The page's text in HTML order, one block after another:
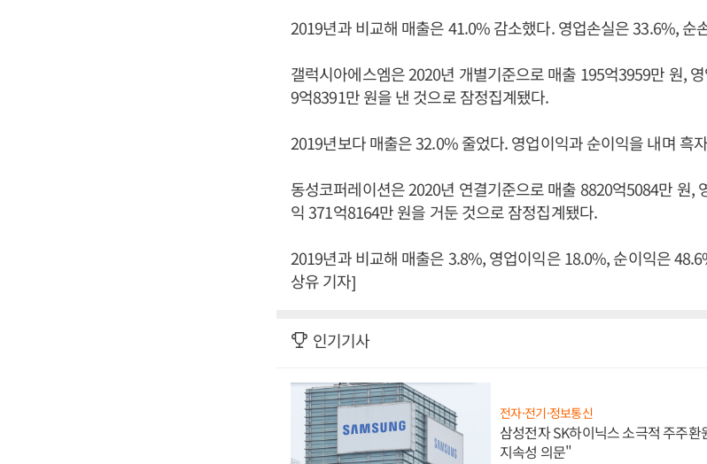
2019년과 비교해 매출은 41.0% 감소했다. 영업손실은 33.6%, 순
갤럭시아에스엠은 2020년 개별기준으로 매출 195억3959만 원,
9억8391만 원을 낸 것으로 잠정집계됐다.
2019년보다 매출은 32.0% 줄었다. 영업이익과 순이익을 내며 흑
동성코퍼레이션은 2020년 연결기준으로 매출 8820억5084만 원,
익 371억8164만 원을 거둔 것으로 잠정집계됐다.
2019년과 비교해 매출은 3.8%, 영업이익은 18.0%, 순이익은
상유 기자]
인기기사
전자·전기·정보통신
삼성전자 SK하이닉스 소극적 주주
지속성 의문"